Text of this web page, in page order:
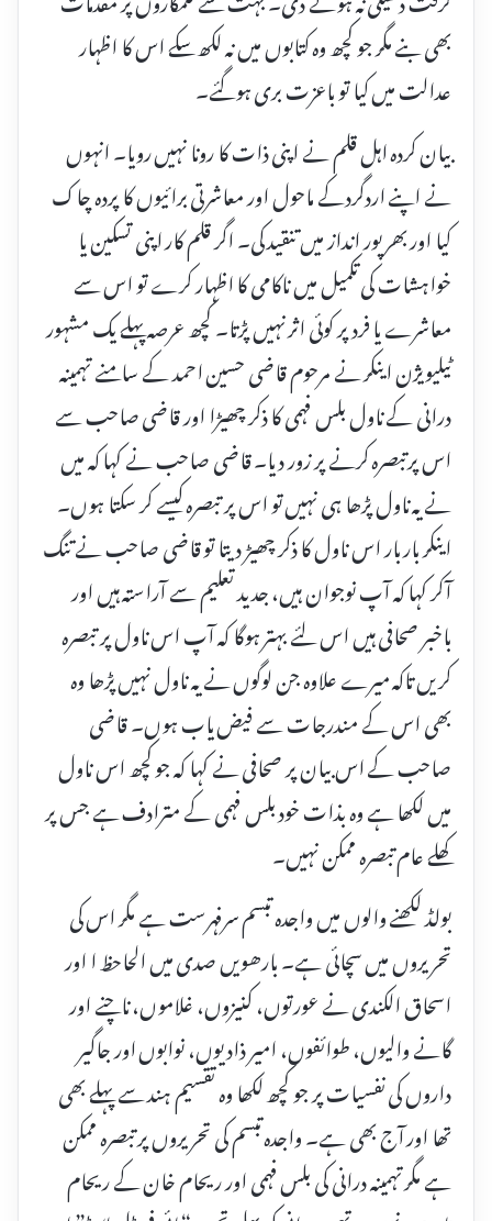
بھی بنے مگر جو کچھ وہ کتابوں میں نہ لکھ سکے اس کا اظہار
عدالت میں کیا تو باعزت بری ہوگئے۔
بیان کردہ اہل قلم نے اپنی ذات کا رونا نہیں رویا۔ انہوں
نے اپنے اردگردکے ماحول اور معاشرتی برائیوں کا پردہ چاک
کیا اور بھرپور انداز میں تنقید کی۔ اگر قلم کار اپنی تسکین یا
خواہشات کی تکمیل میں ناکامی کا اظہار کرے تو اس سے
معاشرے یا فرد پر کوئی اثر نہیں پڑتا۔ کچھ عرصہ پہلے یک مشہور
ٹیلیویژن اینکر نے مرحوم قاضی حسین احمد کے سامنے تہمینہ
درانی کے ناول بلس فہمی کا ذکر چھیڑا اور قاضی صاحب سے
اس پرتبصرہ کرنے پر زور دیا۔ قاضی صاحب نے کہا کہ میں
نے یہ ناول پڑھا ہی نہیں تو اس پر تبصرہ کیسے کر سکتا ہوں۔
اینکر بار بار اس ناول کا ذکر چھیڑ دیتا تو قاضی صاحب نے تنگ
آکر کہا کہ آپ نوجوان ہیں، جدید تعلیم سے آراستہ ہیں اور
باخبر صحافی ہیں اس لئے بہتر ہوگا کہ آپ اس ناول پر تبصرہ
کریں تاکہ میرے علاوہ جن لوگوں نے یہ ناول نہیں پڑھا وہ
بھی اس کے مندرجات سے فیض یاب ہوں۔ قاضی
صاحب کے اس بیان پر صحافی نے کہا کہ جو کچھ اس ناول
میں لکھا ہے وہ بذات خود بلس فہمی کے مترادف ہے جس پر
کھلے عام تبصرہ ممکن نہیں۔
بولڈ لکھنے والوں میں واجدہ تبسم سرفہرست ہے مگر اس کی
تحریروں میں سچائی ہے۔ بارھویں صدی میں الحاحظ ا اور
اسحاق الکندی نے عورتوں، کنیزوں، غلاموں، ناچنے اور
گانے والیوں، طوائفوں، امیر ذادیوں، نوابوں اور جاگیر
داروں کی نفسیات پر جو کچھ لکھا وہ تقسیم ہند سے پہلے بھی
تھا اور آج بھی ہے۔ واجدہ تبسم کی تحریروں پر تبصرہ ممکن
ہے مگر تہمینہ درانی کی بلس فہمی اور ریحام خان کے ریحام